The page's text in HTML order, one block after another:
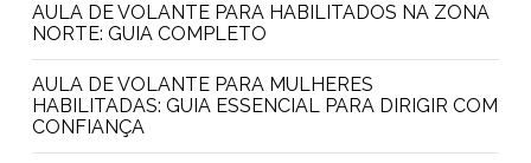
AULA DE VOLANTE PARA HABILITADOS NA ZONA
NORTE: GUIA COMPLETO
AULA DE VOLANTE PARA MULHERES
HABILITADAS: GUIA ESSENCIAL PARA DIRIGIR COM
CONFIANÇA